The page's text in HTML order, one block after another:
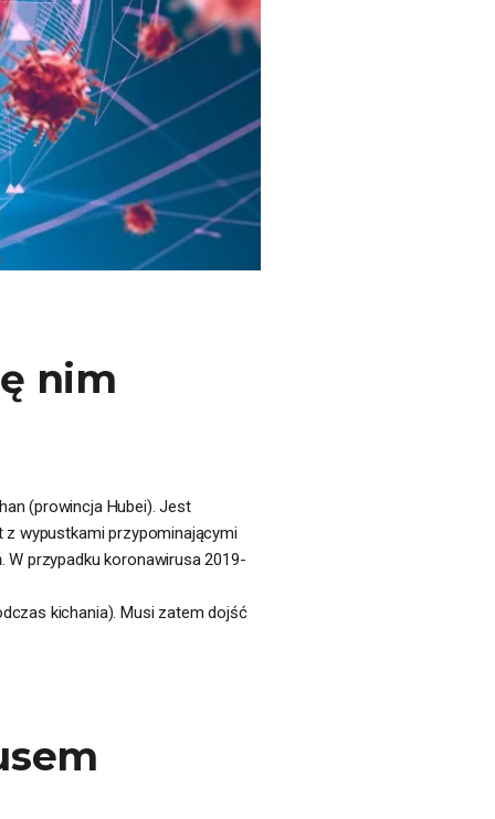
nim
(prowincja Hubei). Jest
wypustkami przypominającymi
przypadku koronawirusa 2019-
kichania). Musi zatem dojść